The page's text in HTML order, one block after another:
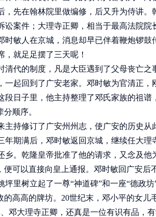
先在翰林院里做编修，后又升为侍讲。
案件；大理寺正卿，相当于最高法院院
敏人在京城，消息却早已伴着鞭炮锣鼓
就足足摆了三天呢！
代的制度，凡是大臣遇到了父母丧亡之
一起回到了广安老家。邓时敏为官清正
日子里，他主持整理了邓氏家族的祖谱
顺序。
持修订了广安州州志，使广安的历史从
期满后，邓时敏返回京城，继续任大理
。乾隆皇帝批准了他的请求，又念及他
可以直接向皇上通报。邓时敏回广安后
里树立起了一尊“神道碑”和一座“德政
高高的牌坊。20世纪末，邓小平的女儿
邓大理寺正卿，还真是一位有识有品，